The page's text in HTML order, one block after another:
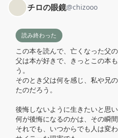
チロの眼鏡@chizooo
読み終わった
この本を読んで、亡くなった父
父は本が好きで、きっとこの本
う。
そのとき父は何を感じ、私や兄
たのだろう。
後悔しないように生きたいと思い
何が後悔になるのかは、その瞬
それでも、いつからでも人は変わ